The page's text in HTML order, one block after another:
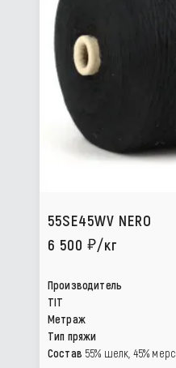
55SE45WV NERO
6 500
/кг
Производитель
TIT
Метраж
Тип пряжи
Состав 55% шелк, 45%